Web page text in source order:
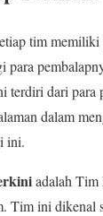
tim memiliki
para
terdiri dari para
dalam
ini.
adalah
Tim ini dikenal